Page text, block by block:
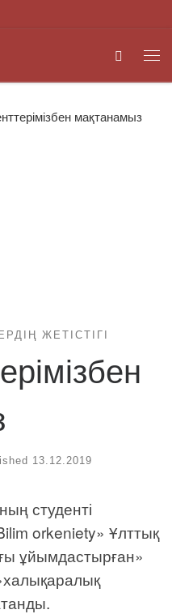
Search
мақтанамыз
ЖЕТІСТІГІ
13.12.2019
студенті
orkeniety» Ұлттық
ұйымдастырған»